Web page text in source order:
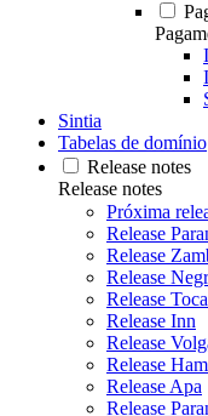
Sintia
Tabelas de domínio
Release notes
Release notes
Próxima
Release
Release
Release
Release
Release Inn
Release
Release
Release Apa
Release